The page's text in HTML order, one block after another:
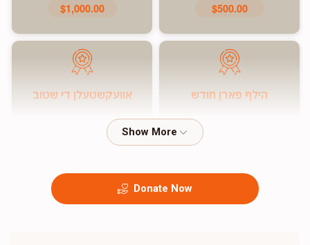
$500.00
$1,000.00
הילף פארן חודש אוועקשטעלן די שטוב
Donate Now